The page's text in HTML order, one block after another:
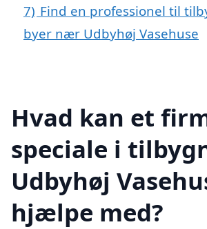
7) Find en professionel til
byer nær Udbyhøj Vasehuse
Hvad kan et
speciale i
Udbyhøj
hjælpe med?